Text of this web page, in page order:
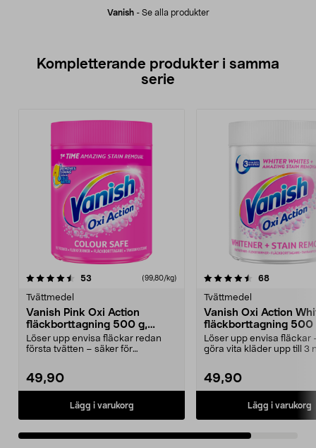
Vanish- Se alla produkter
Kompletterande produkter i samma
serie
53 (99,80/kg)
Tvättmedel
Vanish Pink Oxi Action
fläckborttagning 500 g,
pulver
Löser upp envisa fläckar redan
första tvätten – säker för
49,90
Lägg i varukorg
4.5av 5 stjärnor 68recensioner
Tvättmedel
Vanish Oxi Action
fläckborttagning 500
pulver
Löser upp envisa fläckar
göra vita kläder upp till 3
49,90
Lägg i varukorg